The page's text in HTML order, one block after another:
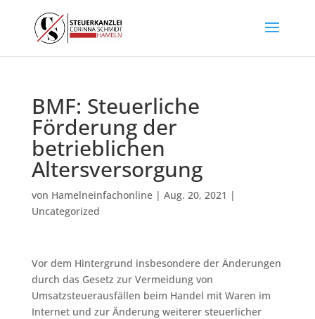
BMF: Steuerliche
Förderung der
betrieblichen
Altersversorgung
von Hamelneinfachonline| Aug. 20, 2021 |
Uncategorized
Vor dem Hintergrund insbesondere der Änderungen
durch das Gesetz zur Vermeidung von
Umsatzsteuerausfällen beim Handel mit Waren im
Internet und zur Änderung weiterer steuerlicher